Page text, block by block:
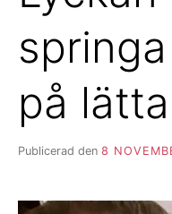
på
Publicerad den 8